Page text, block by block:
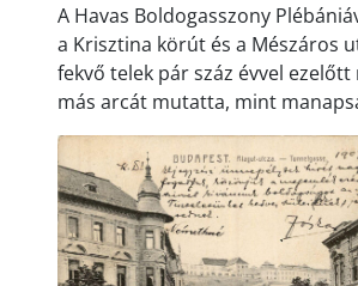
A Havas Boldogasszony
a Krisztina körút és a Mészáros
fekvő telek pár száz évvel ezelőtt
más arcát mutatta, mint